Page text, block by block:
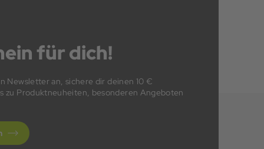
für dich!
Newsletter an, sichere dir deinen 10 €
zu Produktneuheiten, besonderen Angeboten